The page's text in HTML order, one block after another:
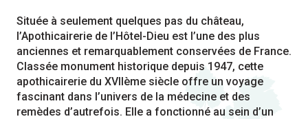
Située à seulement quelques pas du château,
l’Apothicairerie de l’Hôtel-Dieu est l’une des plus
anciennes et remarquablement conservées de France.
Classée monument historique depuis 1947, cette
apothicairerie du XVIIème siècle offre un voyage
fascinant dans l’univers de la médecine et des
remèdes d’autrefois. Elle a fonctionné au sein d’un